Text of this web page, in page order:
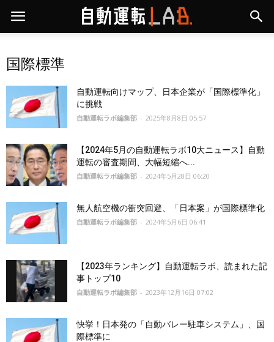
国際標準
自動運転向けマップ、日本企業が「国際標準化」
に挑戦
自動運転ラボ編集部 - 2025年8月8日 05:57
【2024年5月の自動運転ラボ10大ニュース】自動
運転の審査期間、大幅短縮へ...
自動運転ラボ編集部 - 2024年5月28日 06:20
無人航空機の衝突回避、「日本案」が国際標準化
自動運転ラボ編集部 - 2024年5月6日 06:41
【2023年ランキング】自動運転ラボ、読まれた記
事トップ10
自動運転ラボ編集部 - 2023年12月16日 07:02
快挙！日本発の「自動バレー駐車システム」、国
際標準に